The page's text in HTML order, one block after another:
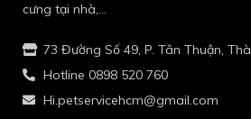
cưng tại nhà,…
73 Đường Số 49, P. Tân Thuận,
Hotline 0898 520 760
Hi.petservicehcm@gmail.com